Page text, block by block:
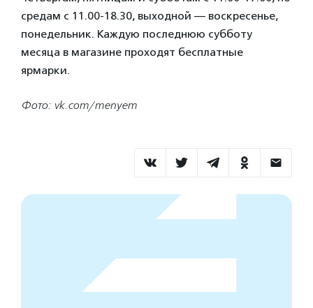
средам с 11.00-18.30, выходной — воскресенье,
понедельник. Каждую последнюю субботу
месяца в магазине проходят бесплатные
ярмарки.
Фото: vk.com/menyem